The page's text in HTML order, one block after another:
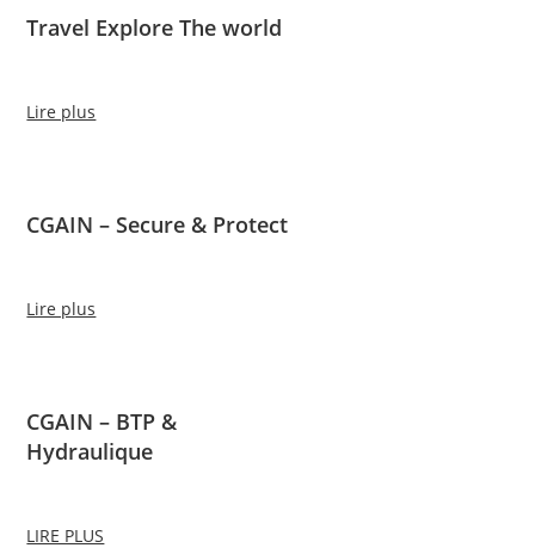
Travel Explore The world
Lire plus
CGAIN – Secure & Protect
Lire plus
CGAIN – BTP &
Hydraulique
LIRE PLUS